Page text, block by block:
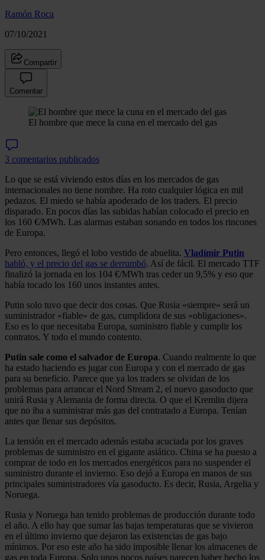
Ramón Roca
07/10/2021
Compartir
Comentar
El hombre que mece la cuna en el mercado del gas
3 comentarios publicados
Lo que se está viviendo estos días en los mercados de gas
internacionales no tiene nombre. Ha roto cualquier lógica en mil
pedazos. El miedo se había apoderado de los traders. El precio
disparado. En pocos días las subidas habían colocado el precio en
los 160 €/MWh. Las alarmas estaban sonando en todos los rincones
de Europa.
Pero entonces, llegó el lobo vestido de abuelita. Vladímir Putin
habló, y el precio del gas se derrumbó. Así de fácil. El mercado TTF
finalizó la jornada en los 104 €/MWh tras ceder un 9,5% y eso que
había tocado los 160 unos instantes antes.
Putin solo tuvo que decir dos cosas. Que Rusia «siempre» será un
suministrador «fiable» de gas, cumplidora de sus «obligaciones».
Eso es lo que necesitaba Europa, suministro fiable y cumplir los
contratos. Y todo el mundo contento.
Putin sale como el salvador de Europa. Cuando realmente lo que
ha estado haciendo es jugar con Europa y con el mercado de gas
para su beneficio. Parece que ya los traders se olvidan de los
problemas para arrancar el Nord Stream 2, el nuevo gasoducto que
unirá Rusia y Alemania de forma directa. O que el Kremlin dijera
que no iba a suministrar más gas del contratado a Europa. Tenían
antes que llenar sus depósitos.
La tensión en el mercado además estaba acuciada por los graves
problemas de suministro en el gigante asiático. China se ha puesto a
comprar de todo en los mercados energéticos para no suspender el
suministro durante el invierno. Eso dejó a Europa en manos de sus
principales suministradores vía gasoducto. Es decir, Rusia, Argelia y
Noruega.
Rusia y Noruega han tenido problemas de producción durante todo
el año. A ello hay que sumar las bajas temperaturas que se vivieron
en el último invierno que dejaron las existencias de gas bajo
mínimos. Por eso este año ha sido imposible llenar los almacenes de
gas en toda Europa. Solo unos pocos países parecen haber hecho los